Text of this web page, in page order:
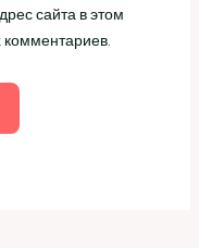
сайта в этом